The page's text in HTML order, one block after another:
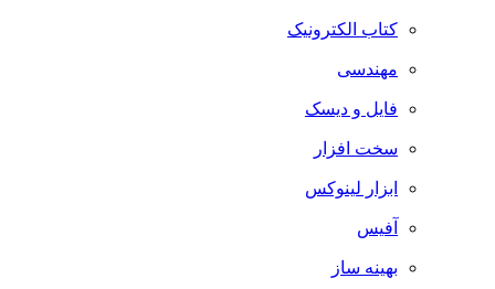
کتاب الکترونیک
مهندسی
فایل و دیسک
سخت افزار
ابزار لینوکس
آفیس
بهینه ساز